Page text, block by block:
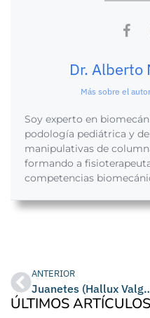
Dr. Alberto
Más sobre el autor
Soy experto en
podología pediátrica y
manipulativas de
formando a
competencias
ANTERIOR
Juanetes (Hallux Valgus):
ÚLTIMOS ARTÍCULOS